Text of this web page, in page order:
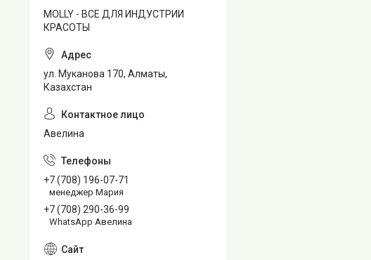
MOLLY - ВСЕ ДЛЯ ИНДУСТРИИ
КРАСОТЫ
ул. Муканова 170, Алматы,
Казахстан
Авелина
+7 (708) 196-07-71
менеджер Мария
+7 (708) 290-36-99
WhatsApp Авелина